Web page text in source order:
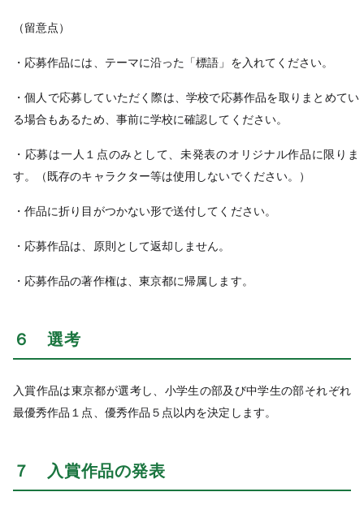
（留意点）
・応募作品には、テーマに沿った「標語」を入れてください。
・個人で応募していただく際は、学校で応募作品を取りまとめてい
る場合もあるため、事前に学校に確認してください。
・応募は一人１点のみとして、未発表のオリジナル作品に限りま
す。（既存のキャラクター等は使用しないでください。）
・作品に折り目がつかない形で送付してください。
・応募作品は、原則として返却しません。
・応募作品の著作権は、東京都に帰属します。
６ 選考
入賞作品は東京都が選考し、小学生の部及び中学生の部それぞれ
最優秀作品１点、優秀作品５点以内を決定します。
７ 入賞作品の発表